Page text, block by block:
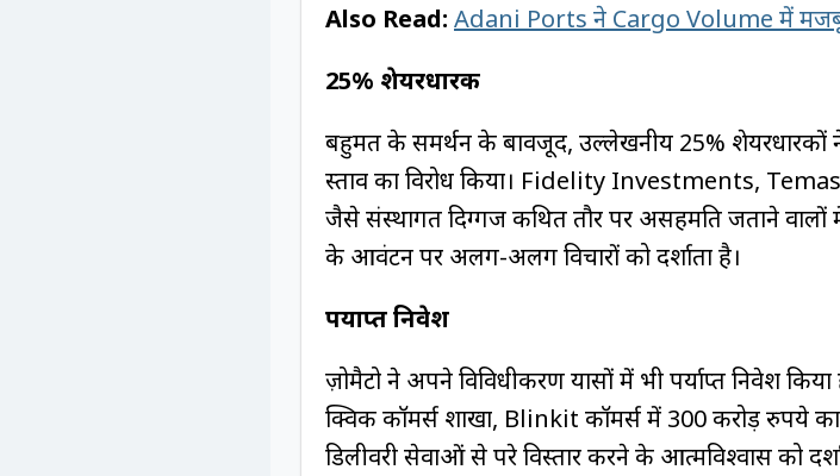
Also Read: Adani Ports ने Cargo Volume में
25% शेयरधारक
बहुमत के समर्थन के बावजूद, उल्लेखनीय 25%
प्रस्ताव का विरोध किया। Fidelity Investments,
जैसे संस्थागत दिग्गज कथित तौर पर असहमति जताने वालों
के आवंटन पर अलग-अलग विचारों को दर्शाता है।
पर्याप्त निवेश
ज़ोमैटो ने अपने विविधीकरण प्रयासों में भी पर्याप्त निवेश
क्विक कॉमर्स शाखा, Blinkit कॉमर्स में 300 करोड़ रुपये
डिलीवरी सेवाओं से परे विस्तार करने के आत्मविश्वास को